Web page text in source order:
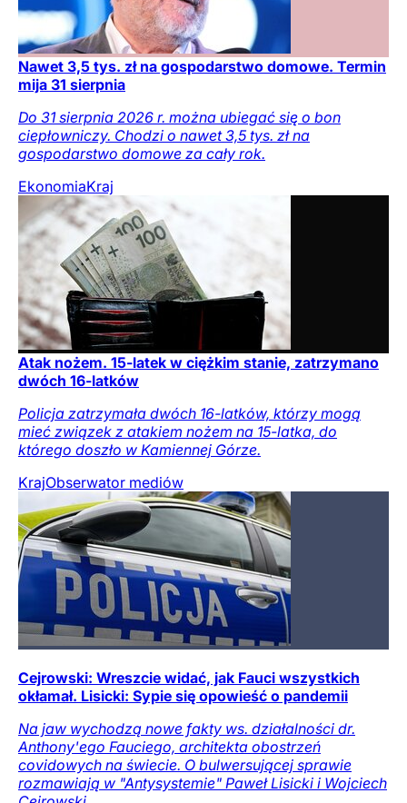
Nawet 3,5 tys. zł na gospodarstwo domowe. Termin
mija 31 sierpnia
Do 31 sierpnia 2026 r. można ubiegać się o bon
ciepłowniczy. Chodzi o nawet 3,5 tys. zł na
gospodarstwo domowe za cały rok.
EkonomiaKraj
Atak nożem. 15-latek w ciężkim stanie, zatrzymano
dwóch 16-latków
Policja zatrzymała dwóch 16-latków, którzy mogą
mieć związek z atakiem nożem na 15-latka, do
którego doszło w Kamiennej Górze.
KrajObserwator mediów
Cejrowski: Wreszcie widać, jak Fauci wszystkich
okłamał. Lisicki: Sypie się opowieść o pandemii
Na jaw wychodzą nowe fakty ws. działalności dr.
Anthony'ego Fauciego, architekta obostrzeń
covidowych na świecie. O bulwersującej sprawie
rozmawiają w "Antysystemie" Paweł Lisicki i Wojciech